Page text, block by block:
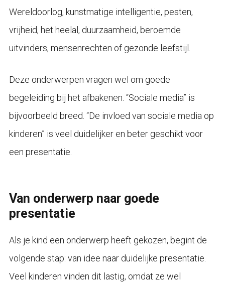
Wereldoorlog, kunstmatige intelligentie, pesten,
vrijheid, het heelal, duurzaamheid, beroemde
uitvinders, mensenrechten of gezonde leefstijl.
Deze onderwerpen vragen wel om goede
begeleiding bij het afbakenen. “Sociale media” is
bijvoorbeeld breed. “De invloed van sociale media op
kinderen” is veel duidelijker en beter geschikt voor
een presentatie.
Van onderwerp naar goede
presentatie
Als je kind een onderwerp heeft gekozen, begint de
volgende stap: van idee naar duidelijke presentatie.
Veel kinderen vinden dit lastig, omdat ze wel